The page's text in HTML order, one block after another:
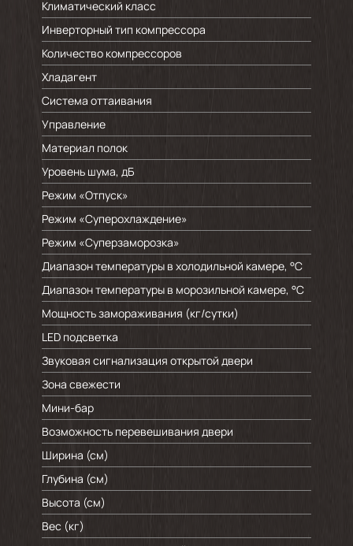
Климатический класс
Инверторный тип компрессора
Количество компрессоров
Хладагент
Система оттаивания
Управление
Материал полок
Уровень шума, дБ
Режим «Отпуск»
Режим «Суперохлаждение»
Режим «Суперзаморозка»
Диапазон температуры в холодильной камере, °C
Диапазон температуры в морозильной камере, °C
Мощность замораживания (кг/cутки)
LED подсветка
Звуковая сигнализация открытой двери
Зона свежести
Мини-бар
Возможность перевешивания двери
Ширина (см)
Глубина (см)
Высота (см)
Вес (кг)